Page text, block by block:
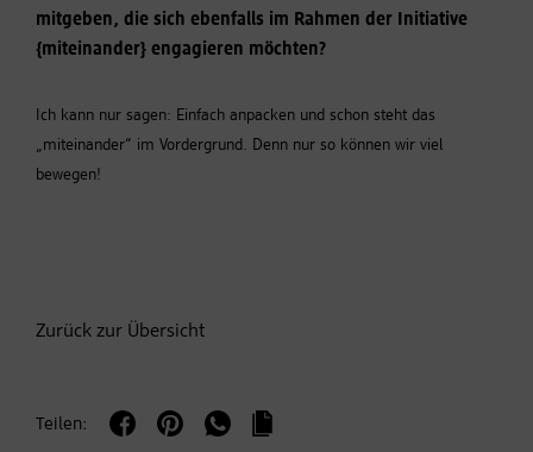
mitgeben, die sich ebenfalls im Rahmen der Initiative
{miteinander} engagieren möchten?
Ich kann nur sagen: Einfach anpacken und schon steht das
„miteinander“ im Vordergrund. Denn nur so können wir viel
bewegen!
Zurück zur Übersicht
Teilen: